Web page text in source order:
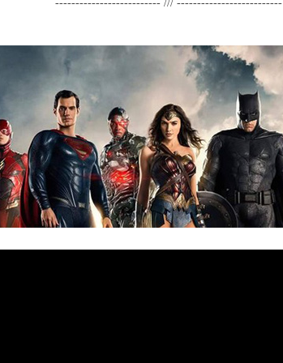
-------------------------- /// --------------------------